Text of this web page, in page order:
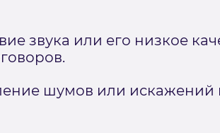
звука или его низкое
шумов или искажений